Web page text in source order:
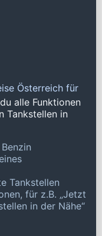
Österreich für
alle Funktionen
Tankstellen in
Tankstellen
für z.B. „Jetzt
in der Nähe“